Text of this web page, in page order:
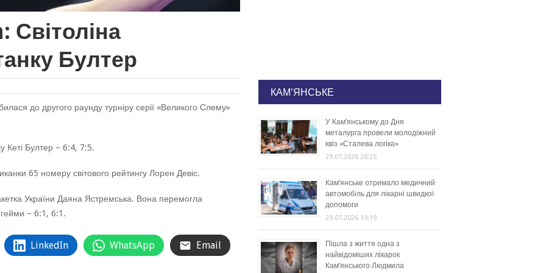
Бултер
до другого раунду турніру серії «Великого Слему»
Кеті Бултер – 6:4, 7:5.
65 номеру світового рейтингу Лорен Девіс.
України Даяна Ястремська. Вона перемогла
– 6:1, 6:1.
LinkedIn WhatsApp Email
КАМ'ЯНСЬКЕ
У Кам’янському до Дня
металурга провели молодіжний
квіз «Сталева логіка»
29.07.2026 20:25
Кам’янське отримало медичний
автомобіль для лікарні швидкої
допомоги
29.07.2026 19:19
Пішла з життя одна з
найвідоміших лікарок
Кам’янського Людмила